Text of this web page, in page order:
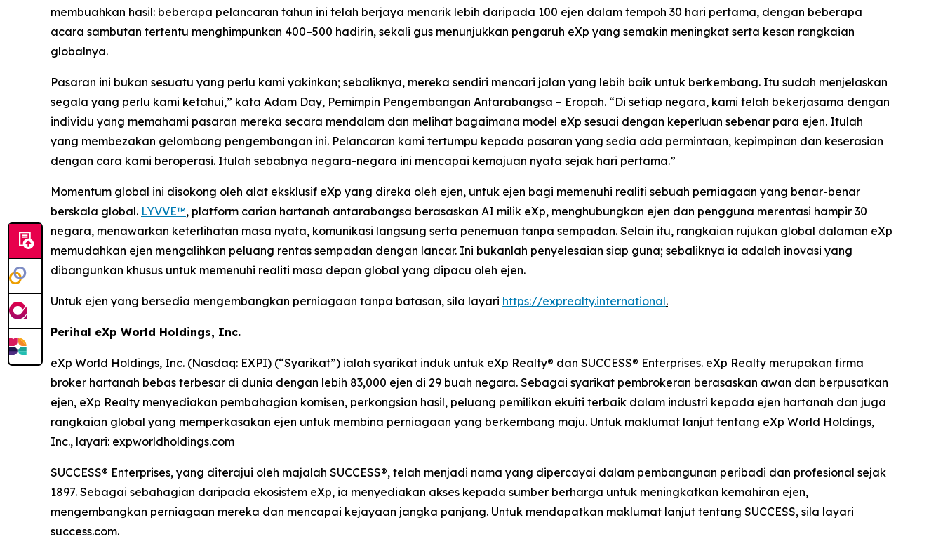
membuahkan hasil: beberapa pelancaran tahun ini telah berjaya menarik lebih daripada 100 ejen dalam tempoh 30 hari pertama, dengan beberapa
acara sambutan tertentu menghimpunkan 400–500 hadirin, sekali gus menunjukkan pengaruh eXp yang semakin meningkat serta kesan rangkaian
globalnya.
Pasaran ini bukan sesuatu yang perlu kami yakinkan; sebaliknya, mereka sendiri mencari jalan yang lebih baik untuk berkembang. Itu sudah menjelaskan
segala yang perlu kami ketahui,” kata Adam Day, Pemimpin Pengembangan Antarabangsa – Eropah. “Di setiap negara, kami telah bekerjasama dengan
individu yang memahami pasaran mereka secara mendalam dan melihat bagaimana model eXp sesuai dengan keperluan sebenar para ejen. Itulah
yang membezakan gelombang pengembangan ini. Pelancaran kami tertumpu kepada pasaran yang sedia ada permintaan, kepimpinan dan keserasian
dengan cara kami beroperasi. Itulah sebabnya negara-negara ini mencapai kemajuan nyata sejak hari pertama.”
Momentum global ini disokong oleh alat eksklusif eXp yang direka oleh ejen, untuk ejen bagi memenuhi realiti sebuah perniagaan yang benar-benar
berskala global. LYVVE™, platform carian hartanah antarabangsa berasaskan AI milik eXp, menghubungkan ejen dan pengguna merentasi hampir 30
negara, menawarkan keterlihatan masa nyata, komunikasi langsung serta penemuan tanpa sempadan. Selain itu, rangkaian rujukan global dalaman eXp
memudahkan ejen mengalihkan peluang rentas sempadan dengan lancar. Ini bukanlah penyelesaian siap guna; sebaliknya ia adalah inovasi yang
dibangunkan khusus untuk memenuhi realiti masa depan global yang dipacu oleh ejen.
Untuk ejen yang bersedia mengembangkan perniagaan tanpa batasan, sila layari https://exprealty.international.
Perihal eXp World Holdings, Inc.
eXp World Holdings, Inc. (Nasdaq: EXPI) (“Syarikat”) ialah syarikat induk untuk eXp Realty® dan SUCCESS® Enterprises. eXp Realty merupakan firma
broker hartanah bebas terbesar di dunia dengan lebih 83,000 ejen di 29 buah negara. Sebagai syarikat pembrokeran berasaskan awan dan berpusatkan
ejen, eXp Realty menyediakan pembahagian komisen, perkongsian hasil, peluang pemilikan ekuiti terbaik dalam industri kepada ejen hartanah dan juga
rangkaian global yang memperkasakan ejen untuk membina perniagaan yang berkembang maju. Untuk maklumat lanjut tentang eXp World Holdings,
Inc., layari: expworldholdings.com
SUCCESS® Enterprises, yang diterajui oleh majalah SUCCESS®, telah menjadi nama yang dipercayai dalam pembangunan peribadi dan profesional sejak
1897. Sebagai sebahagian daripada ekosistem eXp, ia menyediakan akses kepada sumber berharga untuk meningkatkan kemahiran ejen,
mengembangkan perniagaan mereka dan mencapai kejayaan jangka panjang. Untuk mendapatkan maklumat lanjut tentang SUCCESS, sila layari
success.com.